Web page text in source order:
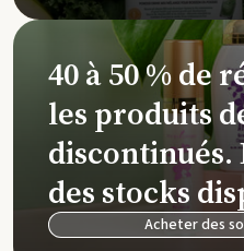
40 à 50 % de
les produits
discontinués.
des stocks
Acheter des